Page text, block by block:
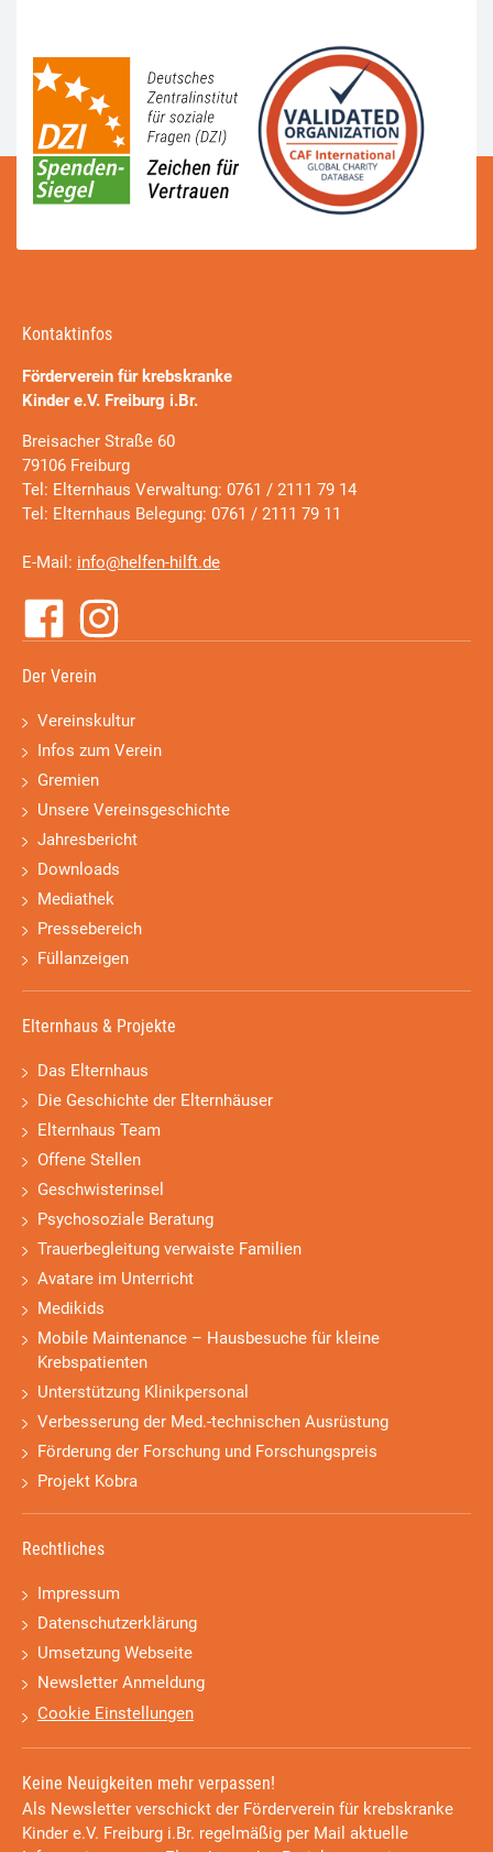
Kontaktinfos
Förderverein für krebskranke
Kinder e.V. Freiburg i.Br.
Breisacher Straße 60
79106 Freiburg
Tel: Elternhaus Verwaltung: 0761 / 2111 79 14
Tel: Elternhaus Belegung: 0761 / 2111 79 11
E-Mail: info@helfen-hilft.de
Der Verein
Vereinskultur
Infos zum Verein
Gremien
Unsere Vereinsgeschichte
Jahresbericht
Downloads
Mediathek
Pressebereich
Füllanzeigen
Elternhaus & Projekte
Das Elternhaus
Die Geschichte der Elternhäuser
Elternhaus Team
Offene Stellen
Geschwisterinsel
Psychosoziale Beratung
Trauerbegleitung verwaiste Familien
Avatare im Unterricht
Medikids
Mobile Maintenance – Hausbesuche für kleine
Krebspatienten
Unterstützung Klinikpersonal
Verbesserung der Med.-technischen Ausrüstung
Förderung der Forschung und Forschungspreis
Projekt Kobra
Rechtliches
Impressum
Datenschutzerklärung
Umsetzung Webseite
Newsletter Anmeldung
Cookie Einstellungen
Keine Neuigkeiten mehr verpassen!
Als Newsletter verschickt der Förderverein für krebskranke
Kinder e.V. Freiburg i.Br. regelmäßig per Mail aktuelle